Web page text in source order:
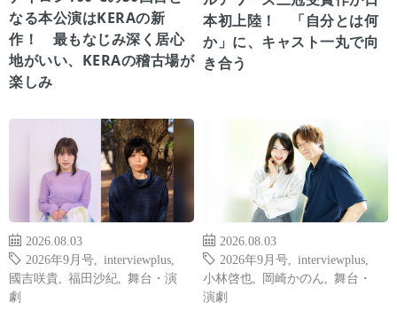
なる本公演はKERAの新
作！ 最もなじみ深く居心
地がいい、KERAの稽古場が
楽しみ
本初上陸！ 「自分とは何
か」に、キャスト一丸で向
き合う
2026.08.03
2026年9月号
interviewplus
國吉咲貴
福田沙紀
舞台・演
劇
2026.08.03
2026年9月号
interviewplus
小林啓也
岡崎かのん
舞台・
演劇